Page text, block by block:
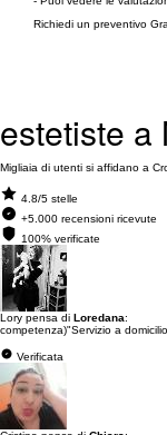
Richiedi un preventivo
estetiste a
Migliaia di utenti si affidano a
4.8/5 stelle
+5.000 recensioni ricevute
100% verificate
Lory pensa di Loredana:
competenza)"Servizio a
Verificata